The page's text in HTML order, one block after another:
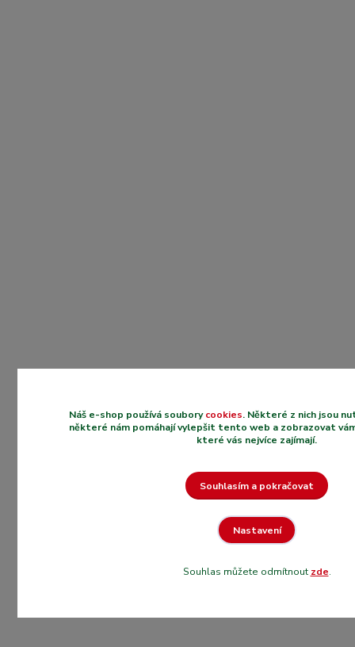
Náš e-shop používá souborycookies. Některé z nich jsou
některé nám pomáhají vylepšit tento web a zobrazovat
které vás nejvíce zajímají.
Nastavení
Souhlasím a pokračovat
Souhlas můžete odmítnout zde.